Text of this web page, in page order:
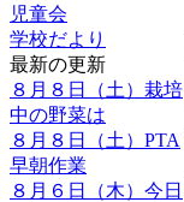
児童会
学校だより
最新の更新
８月８日（土）栽培
中の野菜は
８月８日（土）PTA
早朝作業
８月６日（木）今日